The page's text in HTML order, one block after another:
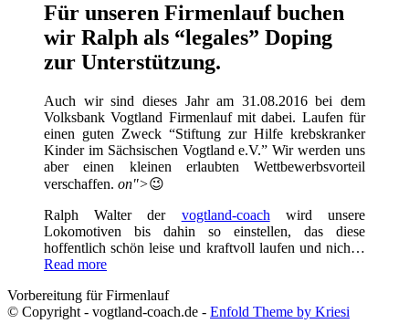
Für unseren Firmenlauf buchen
wir Ralph als “legales” Doping
zur Unterstützung.
Auch wir sind dieses Jahr am 31.08.2016 bei dem
Volksbank Vogtland Firmenlauf mit dabei. Laufen für
einen guten Zweck “Stiftung zur Hilfe krebskranker
Kinder im Sächsischen Vogtland e.V.” Wir werden uns
aber einen kleinen erlaubten Wettbewerbsvorteil
verschaffen. on">😉
Ralph Walter der vogtland-coach wird unsere
Lokomotiven bis dahin so einstellen, das diese
hoffentlich schön leise und kraftvoll laufen und nich…
Read more
Vorbereitung für Firmenlauf
© Copyright - vogtland-coach.de - Enfold Theme by Kriesi